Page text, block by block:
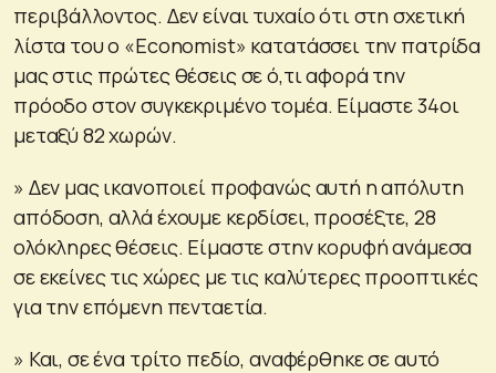
περιβάλλοντος. Δεν είναι τυχαίο ότι στη σχετική
λίστα του ο «Economist» κατατάσσει την πατρίδα
μας στις πρώτες θέσεις σε ό,τι αφορά την
πρόοδο στον συγκεκριμένο τομέα. Είμαστε 34οι
μεταξύ 82 χωρών.
» Δεν μας ικανοποιεί προφανώς αυτή η απόλυτη
απόδοση, αλλά έχουμε κερδίσει, προσέξτε, 28
ολόκληρες θέσεις. Είμαστε στην κορυφή ανάμεσα
σε εκείνες τις χώρες με τις καλύτερες προοπτικές
για την επόμενη πενταετία.
» Και, σε ένα τρίτο πεδίο, αναφέρθηκε σε αυτό